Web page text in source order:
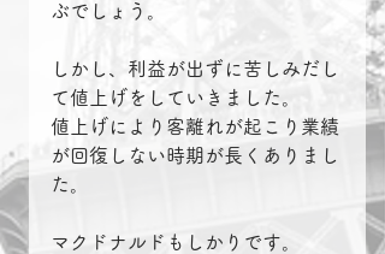
ぶでしょう。
しかし、利益が出ずに苦しみだし
て値上げをしていきました。
値上げにより客離れが起こり業績
が回復しない時期が長くありまし
た。
マクドナルドもしかりです。